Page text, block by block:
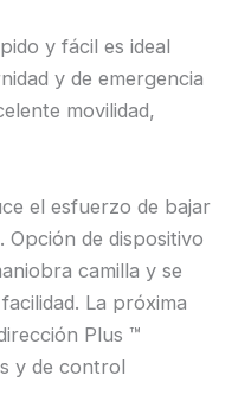
y fácil es ideal
y de emergencia
movilidad,
el esfuerzo de bajar
Opción de dispositivo
camilla y se
La próxima
Plus ™
y de control